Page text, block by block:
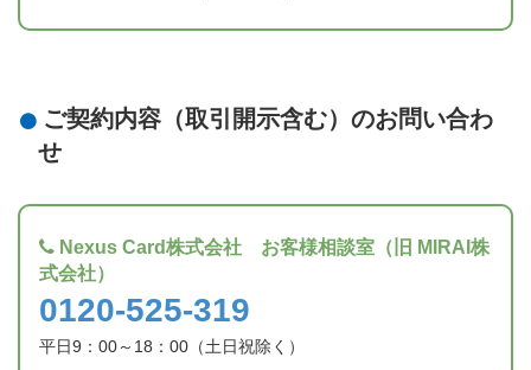
ご契約内容（取引開示含む）のお問い合わ
せ
Nexus Card株式会社 お客様相談室（旧 MIRAI株
式会社）
0120-525-319
平日9：00～18：00（土日祝除く）